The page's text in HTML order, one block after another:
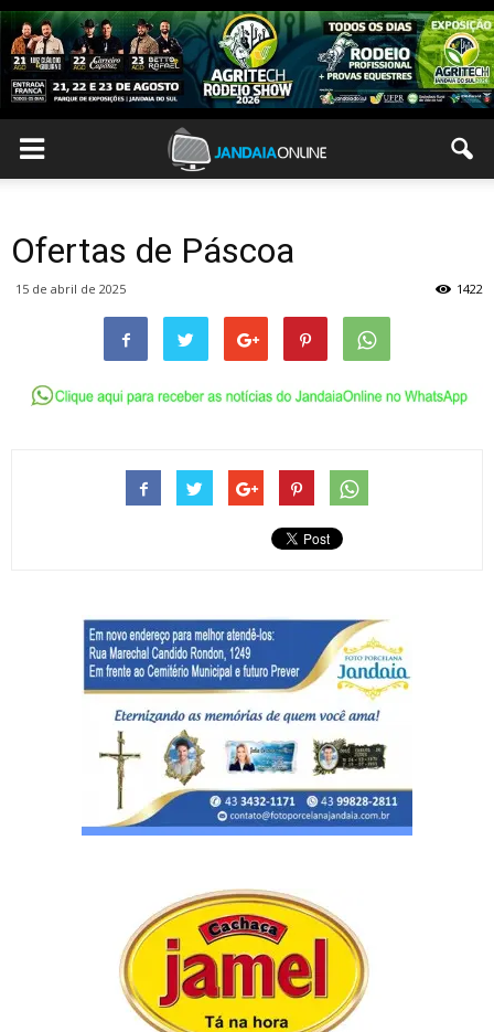
Ofertas de Páscoa
15 de abril de 2025 1422